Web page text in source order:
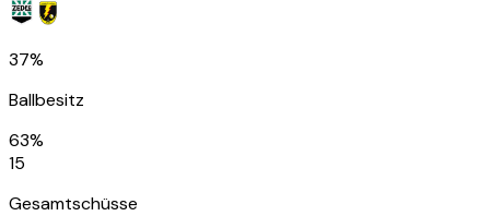
37%
Ballbesitz
63%
15
Gesamtschüsse